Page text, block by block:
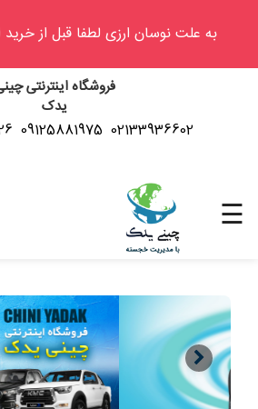
به علت نوسان ارزی لطفا قبل از خرید
فروشگاه اینترنتی
یدک
02133936602
09125881975
وینگل
سی
کاپرا
☰